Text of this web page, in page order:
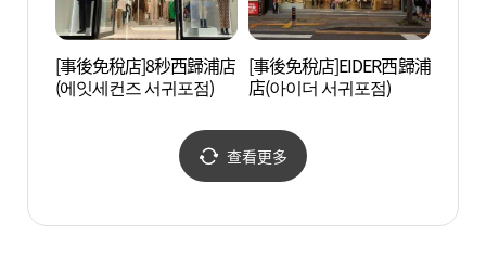
[事後免稅店]8秒西歸浦店
(에잇세컨즈 서귀포점)
[事後免稅店]EIDER西歸浦
店(아이더 서귀포점)
查看更多